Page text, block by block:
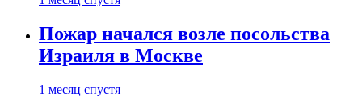
Пожар начался возле посольства
Израиля в Москве
1 месяц спустя